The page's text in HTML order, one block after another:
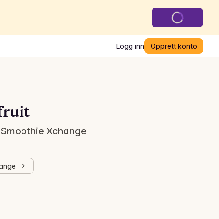
Logg inn Opprett konto
Xchange